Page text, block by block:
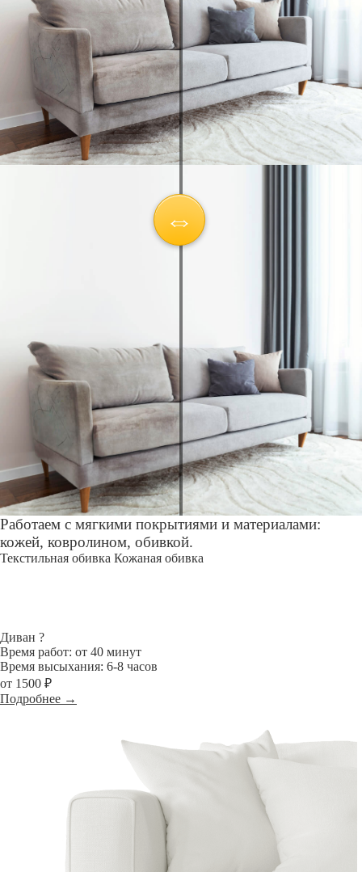
Работаем с мягкими покрытиями и материалами:
кожей, ковролином, обивкой.
Текстильная обивка Кожаная обивка
Диван ?
Время работ: от 40 минут
Время высыхания: 6-8 часов
от 1500 ₽
Подробнее →